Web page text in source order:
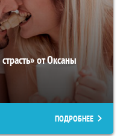
от Оксаны
ПОДРОБНЕЕ